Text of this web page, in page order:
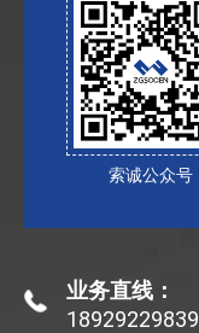
索诚公众号
业务直线：
18929229839